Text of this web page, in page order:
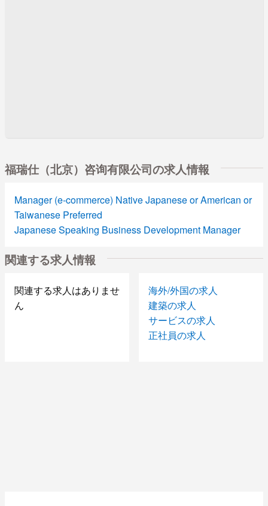
福瑞仕（北京）咨询有限公司の求人情報
Manager (e-commerce) Native Japanese or American or
Taiwanese Preferred
Japanese Speaking Business Development Manager
関連する求人情報
関連する求人はありませ
ん
海外/外国の求人
建築の求人
サービスの求人
正社員の求人